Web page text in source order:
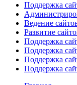
Поддержка
Ведение
Развитие
Поддержка
Поддержка
Поддержка
Поддержка